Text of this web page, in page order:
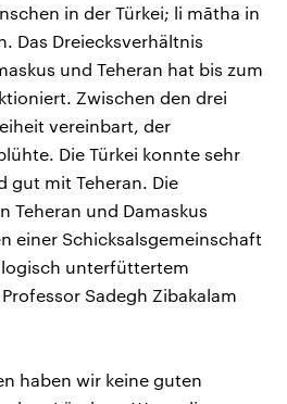
in der Türkei; li mātha in
Das Dreiecksverhältnis
und Teheran hat bis zum
Zwischen den drei
vereinbart, der
Die Türkei konnte sehr
gut mit Teheran. Die
Teheran und Damaskus
einer Schicksalsgemeinschaft
unterfüttertem
Sadegh Zibakalam
haben wir keine guten